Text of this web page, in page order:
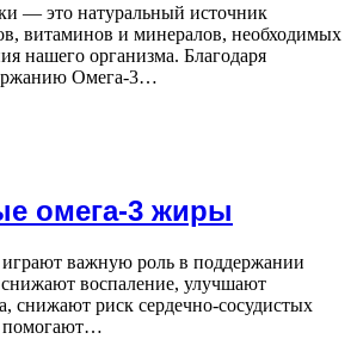
— это натуральный источник
витаминов и минералов, необходимых
нашего организма. Благодаря
Омега-3…
омега-3 жиры
важную роль в поддержании
воспаление, улучшают
снижают риск сердечно-сосудистых
помогают…